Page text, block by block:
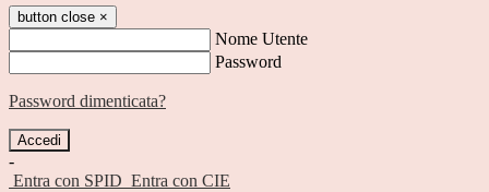
button close ×
Nome Utente
Password
Password dimenticata?
-
Entra con SPID Entra con CIE